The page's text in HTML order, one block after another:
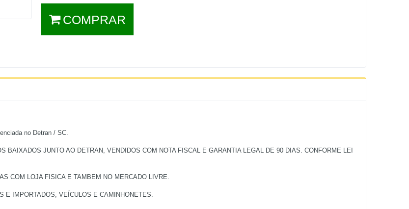
COMPRAR
no Detran / SC.
BAIXADOS JUNTO AO DETRAN, VENDIDOS COM NOTA FISCAL E GARANTIA LEGAL DE 90 DIAS. CONFORME LEI
COM LOJA FISICA E TAMBEM NO MERCADO LIVRE.
IMPORTADOS, VEÍCULOS E CAMINHONETES.